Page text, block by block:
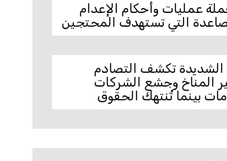
عمليات وأحكام الإعدام
التي تستهدف المحتجين
الشديدة تكشف التصادم
المناخ وجشع الشركات
بينما تُنتهك الحقوق